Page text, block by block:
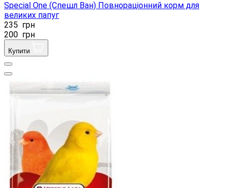
Special One (Спешл Ван) Повнораціонний корм для
великих папуг
235 грн
200 грн
Купити